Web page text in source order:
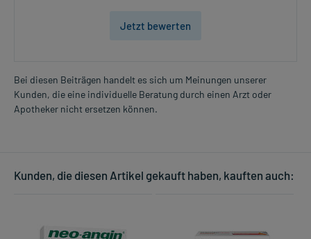
Jetzt bewerten
Bei diesen Beiträgen handelt es sich um Meinungen unserer
Kunden, die eine individuelle Beratung durch einen Arzt oder
Apotheker nicht ersetzen können.
Kunden, die diesen Artikel gekauft haben, kauften auch: